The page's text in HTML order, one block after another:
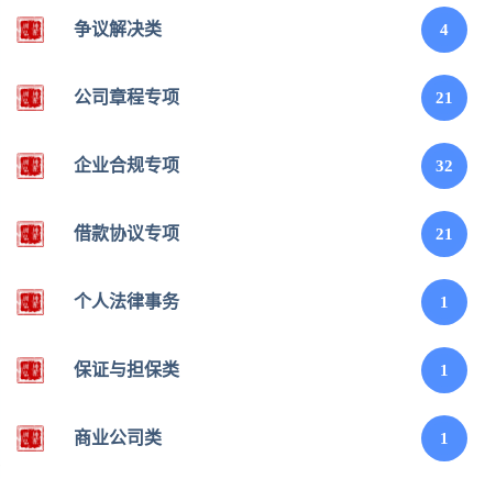
争议解决类 4
公司章程专项 21
企业合规专项 32
借款协议专项 21
个人法律事务​ 1
保证与担保类 1
商业公司类 1